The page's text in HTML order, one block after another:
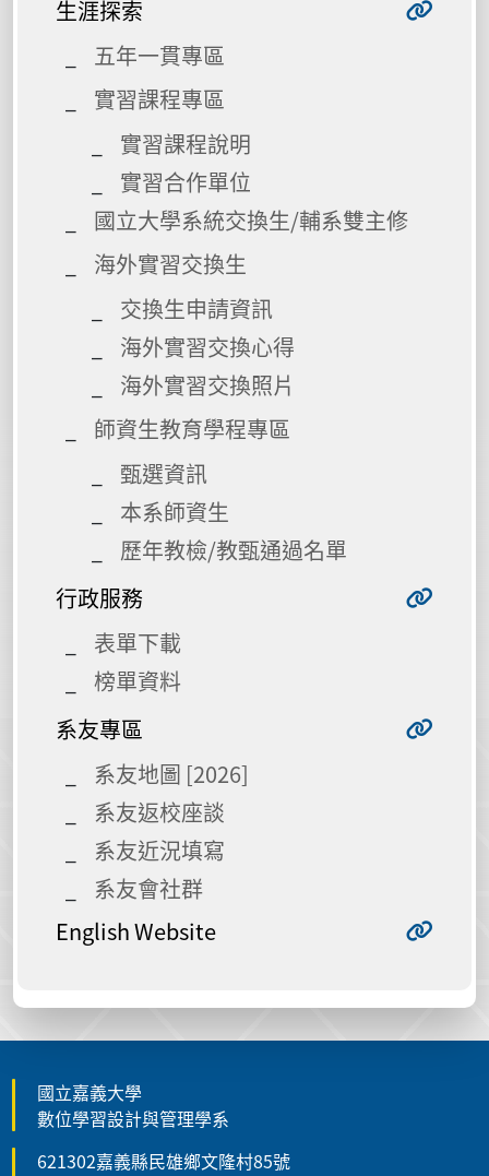
生涯探索
五年一貫專區
實習課程專區
實習課程說明
實習合作單位
國立大學系統交換生/輔系雙主修
海外實習交換生
交換生申請資訊
海外實習交換心得
海外實習交換照片
師資生教育學程專區
甄選資訊
本系師資生
歷年教檢/教甄通過名單
行政服務
表單下載
榜單資料
系友專區
系友地圖 [2026]
系友返校座談
系友近況填寫
系友會社群
English Website
國立嘉義大學
數位學習設計與管理學系
621302嘉義縣民雄鄉文隆村85號